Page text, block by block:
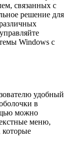
связанных с
решение для
Windows с
удобный
в
можно
меню,
которые